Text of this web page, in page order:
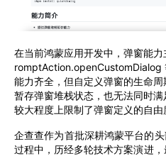
在当前鸿蒙应用开发中，弹窗能
romptAction.openCustomDialog
能力齐全，但自定义弹窗的生命
暂存弹窗堆栈状态，也无法同时
较大程度上限制了弹窗定义的自由
企查查作为首批深耕鸿蒙平台的
过程中，历经多轮技术方案演进